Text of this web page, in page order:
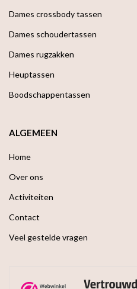
ALGEMEEN
Home
Over ons
Activiteiten
Contact
Veel gestelde vragen
Dames crossbody tassen
Dames schoudertassen
Dames rugzakken
Heuptassen
Boodschappen­tassen